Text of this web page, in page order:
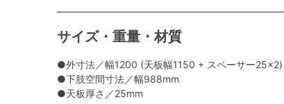
サイズ・重量・材質
●外寸法／幅1200 (天板幅1150 + スペーサー
●下肢空間寸法／幅988mm
●天板厚さ／25mm